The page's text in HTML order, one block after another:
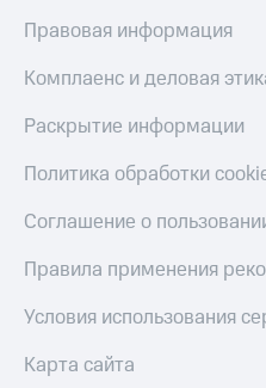
Правовая информация
Комплаенс и деловая
Раскрытие информации
Политика обработки
Соглашение о
Правила применения
Условия использования
Карта сайта